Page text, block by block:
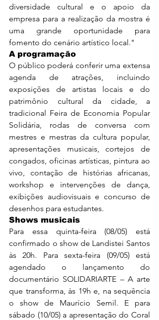
diversidade cultural e o apoio da
empresa para a realização da mostra é
uma grande oportunidade para
fomento do cenário artístico local."
A programação
O público poderá conferir uma extensa
agenda de atrações, incluindo
exposições de artistas locais e do
patrimônio cultural da cidade, a
tradicional Feira de Economia Popular
Solidária, rodas de conversa com
mestres e mestras da cultura popular,
apresentações musicais, cortejos de
congados, oficinas artísticas, pintura ao
vivo, contação de histórias africanas,
workshop e intervenções de dança,
exibições audiovisuais e concurso de
desenhos para estudantes.
Shows musicais
Para essa quinta-feira (08/05) está
confirmado o show de Landistei Santos
às 20h. Para sexta-feira (09/05) está
agendado o lançamento do
documentário SOLIDARIARTE – A arte
que transforma, às 19h e, na sequência
o show de Maurício Semil. E para
sábado (10/05) a apresentação do Coral